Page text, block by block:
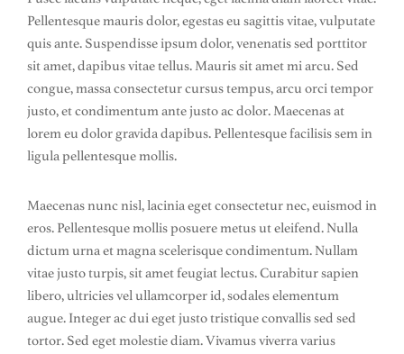
Pellentesque mauris dolor, egestas eu sagittis vitae, vulputate
quis ante. Suspendisse ipsum dolor, venenatis sed porttitor
sit amet, dapibus vitae tellus. Mauris sit amet mi arcu. Sed
congue, massa consectetur cursus tempus, arcu orci tempor
justo, et condimentum ante justo ac dolor. Maecenas at
lorem eu dolor gravida dapibus. Pellentesque facilisis sem in
ligula pellentesque mollis.
Maecenas nunc nisl, lacinia eget consectetur nec, euismod in
eros. Pellentesque mollis posuere metus ut eleifend. Nulla
dictum urna et magna scelerisque condimentum. Nullam
vitae justo turpis, sit amet feugiat lectus. Curabitur sapien
libero, ultricies vel ullamcorper id, sodales elementum
augue. Integer ac dui eget justo tristique convallis sed sed
tortor. Sed eget molestie diam. Vivamus viverra varius